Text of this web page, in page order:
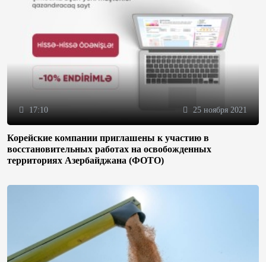
17:10 25 ноября 2021
Корейские компании приглашены к участию в
восстановительных работах на освобожденных
территориях Азербайджана (ФОТО)